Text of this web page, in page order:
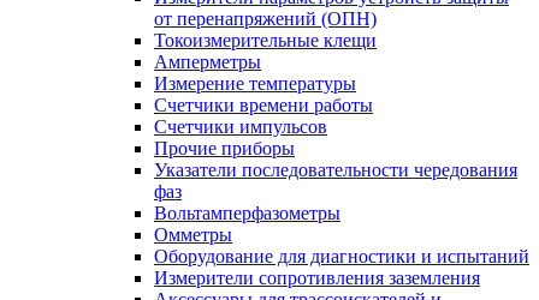
от перенапряжений (ОПН)
Токоизмерительные клещи
Амперметры
Измерение температуры
Счетчики времени работы
Счетчики импульсов
Прочие приборы
Указатели последовательности чередования
фаз
Вольтамперфазометры
Омметры
Оборудование для диагностики и испытаний
Измерители сопротивления заземления